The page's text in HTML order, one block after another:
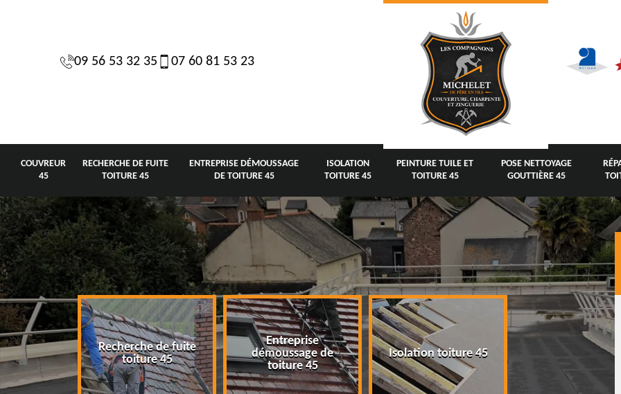
09 56 53 32 35 07 60 81 53 23
COUVREUR
45
RECHERCHE DE FUITE
TOITURE 45
ENTREPRISE DÉMOUSSAGE
DE TOITURE 45
ISOLATION
TOITURE 45
PEINTURE TUILE ET
TOITURE 45
POSE NETTOYAGE
GOUTTIÈRE 45
Recherche de fuite
toiture 45
Entreprise
démoussage de
toiture 45
Isolation toiture 45
Peinture tuile et
toiture 45